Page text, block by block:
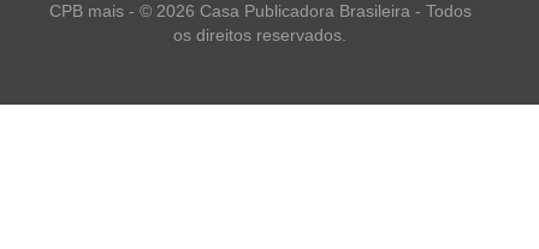
CPB mais - © 2026 Casa Publicadora Brasileira - Todos
os direitos reservados.